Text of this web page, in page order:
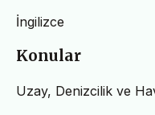
İngilizce
Konular
Uzay, Denizcilik ve